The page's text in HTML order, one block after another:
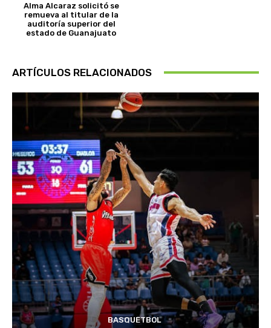
Alma Alcaraz solicitó se
remueva al titular de la
auditoría superior del
estado de Guanajuato
ARTÍCULOS RELACIONADOS
BASQUETBOL